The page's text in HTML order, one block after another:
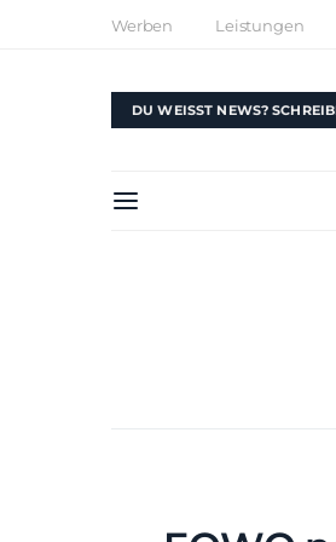
Werben Leistungen
DU WEISST NEWS?